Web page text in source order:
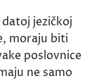
jezičkoj
moraju biti
poslovnice
ne samo